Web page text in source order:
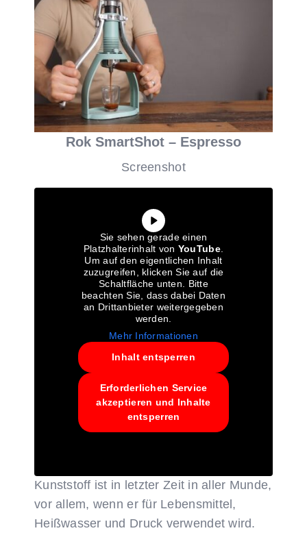
Rok SmartShot – Espresso
Screenshot
Sie sehen gerade einen
Platzhalterinhalt von YouTube.
Um auf den eigentlichen Inhalt
zuzugreifen, klicken Sie auf die
Schaltfläche unten. Bitte
beachten Sie, dass dabei Daten
an Drittanbieter weitergegeben
werden.
Mehr Informationen
Inhalt entsperren
Erforderlichen Service
akzeptieren und Inhalte
entsperren
Kunststoff ist in letzter Zeit in aller Munde,
vor allem, wenn er für Lebensmittel,
Heißwasser und Druck verwendet wird.